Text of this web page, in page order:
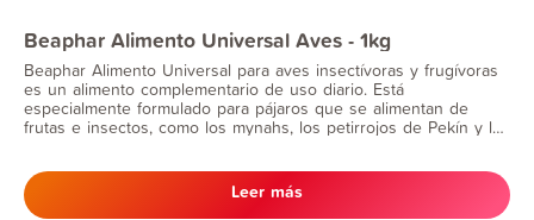
Beaphar Alimento Universal Aves - 1kg
Beaphar Alimento Universal para aves insectívoras y frugívoras
es un alimento complementario de uso diario. Está
especialmente formulado para pájaros que se alimentan de
frutas e insectos, como los mynahs, los petirrojos de Pekín y los
Leer más